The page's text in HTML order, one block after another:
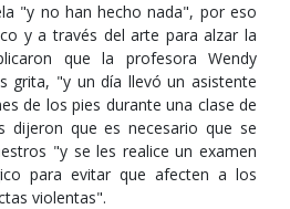
"y no han hecho nada", por eso
y a través del arte para alzar la
que la profesora Wendy
grita, "y un día llevó un asistente
de los pies durante una clase de
dijeron que es necesario que se
"y se les realice un examen
para evitar que afecten a los
violentas".